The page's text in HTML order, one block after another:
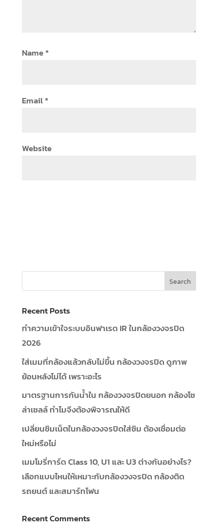
Name*
Email*
Website
Recent Posts
ทำความเข้าใจระบบอินฟาเรด IR ในกล้องวงจรปิด
2026
ใส่เมมที่กล้องแล้วกลับไม่ขึ้น กล้องวงจรปิด ดูภาพ
ย้อนหลังไม่ได้ เพราะอะไร
มาตรฐานการกันน้ำใน กล้องวงจรปิดยนอก กล้องโซ
ล่าเซลล์ ทำไมจึงต้องพิจารณให้ดี
เปลี่ยนซิมเน็ตในกล้องวงจรปิดใส่ซิม ต้องเชื่อมต่อ
ใหม่หรือไม่
เมมโมรี่การ์ด Class 10, U1 และ U3 ต่างกันอย่างไร?
เลือกแบบไหนให้เหมาะกับกล้องวงจรปิด กล้องติด
รถยนต์ และสมาร์ทโฟน
Recent Comments